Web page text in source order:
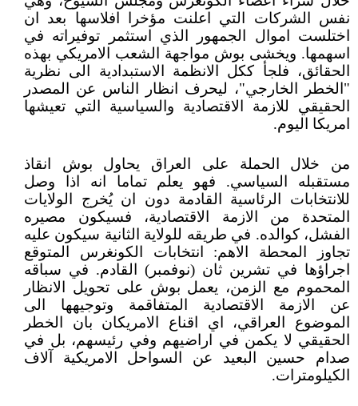
نفس الشركات التي اعلنت مؤخرا افلاسها بعد ان
اختلست اموال الجمهور الذي استثمر توفيراته في
اسهمها. ويخشى بوش مواجهة الشعب الامريكي بهذه
الحقائق، فلجأ ككل الانظمة الاستبدادية الى نظرية
"الخطر الخارجي"، ليحرف انظار الناس عن المصدر
الحقيقي للازمة الاقتصادية والسياسية التي تعيشها
امريكا اليوم.
من خلال الحملة على العراق يحاول بوش انقاذ
مستقبله السياسي. فهو يعلم تماما انه اذا وصل
للانتخابات الرئاسية القادمة دون ان يُخرج الولايات
المتحدة من الازمة الاقتصادية، فسيكون مصيره
الفشل، كوالده. في طريقه للولاية الثانية سيكون عليه
تجاوز المحطة الاهم: انتخابات الكونغرس المتوقع
اجراؤها في تشرين ثان (نوفمبر) القادم. في سباقه
المحموم مع الزمن، يعمل بوش على تحويل الانظار
عن الازمة الاقتصادية المتفاقمة وتوجيهها الى
الموضوع العراقي، اي اقناع الامريكان بان الخطر
الحقيقي لا يكمن في اراضيهم وفي رئيسهم، بل في
صدام حسين البعيد عن السواحل الامريكية آلاف
الكيلومترات.